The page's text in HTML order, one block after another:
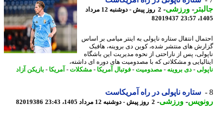
-ورزشی-
2 روز پیش - دوشنبه 12 مرداد
82019437
انتقال ستاره ناپولی به اینتر میامی بر اساس
های منتشر شده، کوین دی بروینه، هافبک
پس از ناراحتی از نحوه مدیریت این باشگاه
و مشکلاتی که با مصدومیت های دوره ای داشته،
-دی بروینه -مصدومیت-فوتبال آمریکا- مشکلات-آمریکا- بازیکن آزاد
ستاره ناپولی در راه آمریکاست
-ورزشی-2 روز پیش - دوشنبه 12 مرداد 1405، 23:43 82019386